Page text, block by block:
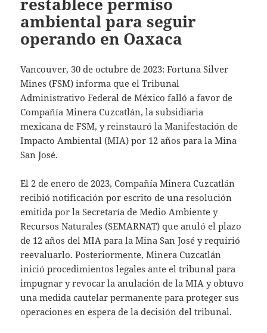
ambiental para seguir
operando en Oaxaca
Vancouver, 30 de octubre de 2023: Fortuna Silver
Mines (FSM) informa que el Tribunal
Administrativo Federal de México falló a favor de
Compañía Minera Cuzcatlán, la subsidiaria
mexicana de FSM, y reinstauró la Manifestación de
Impacto Ambiental (MIA) por 12 años para la Mina
San José.
El 2 de enero de 2023, Compañía Minera Cuzcatlán
recibió notificación por escrito de una resolución
emitida por la Secretaría de Medio Ambiente y
Recursos Naturales (SEMARNAT) que anuló el plazo
de 12 años del MIA para la Mina San José y requirió
reevaluarlo. Posteriormente, Minera Cuzcatlán
inició procedimientos legales ante el tribunal para
impugnar y revocar la anulación de la MIA y obtuvo
una medida cautelar permanente para proteger sus
operaciones en espera de la decisión del tribunal.